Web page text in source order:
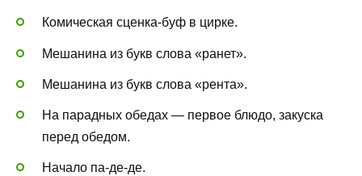
Комическая сценка-буф в цирке.
Мешанина из букв слова «ранет».
Мешанина из букв слова «рента».
На парадных обедах — первое блюдо, закуска
перед обедом.
Начало па-де-де.